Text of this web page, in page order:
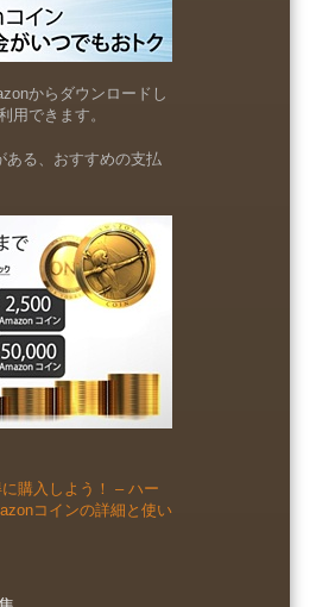
からダウンロードし
用できます。
ある、おすすめの支払
購入しよう！ – ハー
コインの詳細と使い